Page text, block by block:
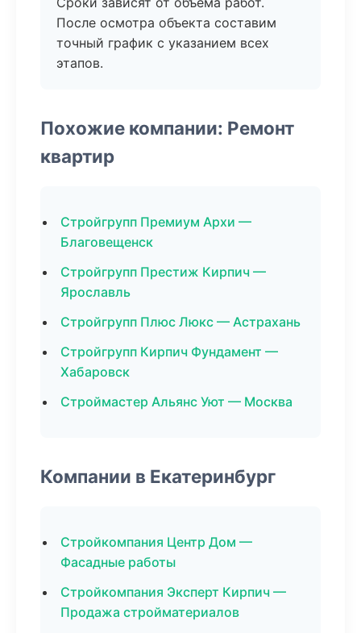
После осмотра объекта составим
точный график с указанием всех
этапов.
Похожие компании: Ремонт
квартир
Стройгрупп Премиум Архи —
Благовещенск
Стройгрупп Престиж Кирпич —
Ярославль
Стройгрупп Плюс Люкс — Астрахань
Стройгрупп Кирпич Фундамент —
Хабаровск
Строймастер Альянс Уют — Москва
Компании в Екатеринбург
Стройкомпания Центр Дом —
Фасадные работы
Стройкомпания Эксперт Кирпич —
Продажа стройматериалов